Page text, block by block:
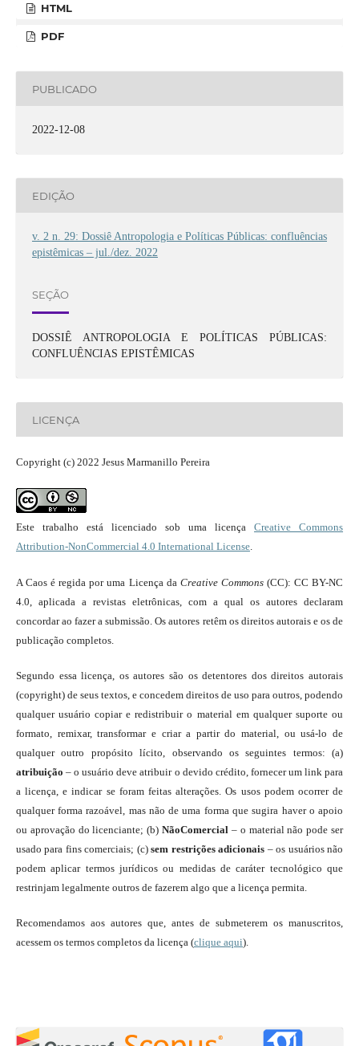
HTML
PDF
PUBLICADO
2022-12-08
EDIÇÃO
v. 2 n. 29: Dossiê Antropologia e Políticas Públicas: confluências
epistêmicas – jul./dez. 2022
SEÇÃO
DOSSIÊ ANTROPOLOGIA E POLÍTICAS PÚBLICAS:
CONFLUÊNCIAS EPISTÊMICAS
LICENÇA
Copyright (c) 2022 Jesus Marmanillo Pereira
Este trabalho está licenciado sob uma licençaCreative Commons
Attribution-NonCommercial 4.0 International License.
A Caos é regida por uma Licença da Creative Commons(CC): CC BY-NC
4.0, aplicada a revistas eletrônicas, com a qual os autores declaram
concordar ao fazer a submissão. Os autores retêm os direitos autorais e os de
publicação completos.
Segundo essa licença, os autores são os detentores dos direitos autorais
(copyright) de seus textos, e concedem direitos de uso para outros, podendo
qualquer usuário copiar e redistribuir o material em qualquer suporte ou
formato, remixar, transformar e criar a partir do material, ou usá-lo de
qualquer outro propósito lícito, observando os seguintes termos: (a)
atribuição – o usuário deve atribuir o devido crédito, fornecer um link para
a licença, e indicar se foram feitas alterações. Os usos podem ocorrer de
qualquer forma razoável, mas não de uma forma que sugira haver o apoio
ou aprovação do licenciante; (b)NãoComercial – o material não pode ser
usado para fins comerciais; (c)sem restrições adicionais – os usuários não
podem aplicar termos jurídicos ou medidas de caráter tecnológico que
restrinjam legalmente outros de fazerem algo que a licença permita.
Recomendamos aos autores que, antes de submeterem os manuscritos,
acessem os termos completos da licença (clique aqui).